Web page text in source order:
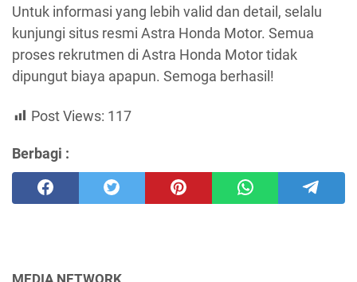
Untuk informasi yang lebih valid dan detail, selalu
kunjungi situs resmi Astra Honda Motor. Semua
proses rekrutmen di Astra Honda Motor tidak
dipungut biaya apapun. Semoga berhasil!
Post Views: 117
Berbagi :
MEDIA NETWORK